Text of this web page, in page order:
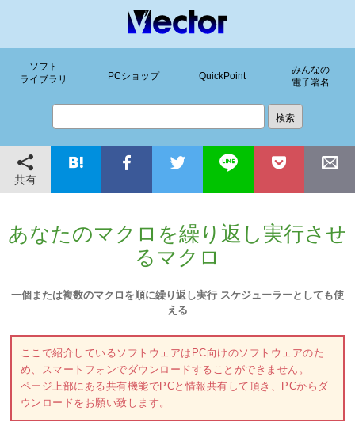
ソフト
ライブラリ
PCショップ QuickPoint
みんなの
電子署名
共有
あなたのマクロを繰り返し実行させ
るマクロ
一個または複数のマクロを順に繰り返し実行 スケジューラーとしても使
える
ここで紹介しているソフトウェアはPC向けのソフトウェアのた
め、スマートフォンでダウンロードすることができません。
ページ上部にある共有機能でPCと情報共有して頂き、PCからダ
ウンロードをお願い致します。